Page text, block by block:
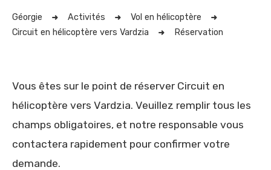
Géorgie Activités
Vol en hélicoptère
Circuit en hélicoptère vers Vardzia
Réservation
Vous êtes sur le point de réserver Circuit en
hélicoptère vers Vardzia. Veuillez remplir tous les
champs obligatoires, et notre responsable vous
contactera rapidement pour confirmer votre
demande.